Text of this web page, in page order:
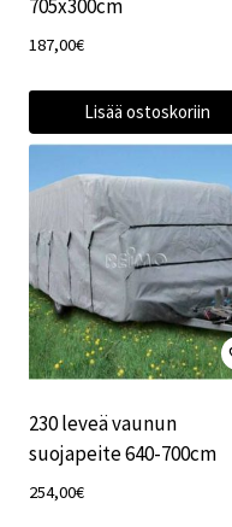
705x300cm
187,00€
Lisää ostoskoriin
230 leveä vaunun
suojapeite 640-700cm
254,00€